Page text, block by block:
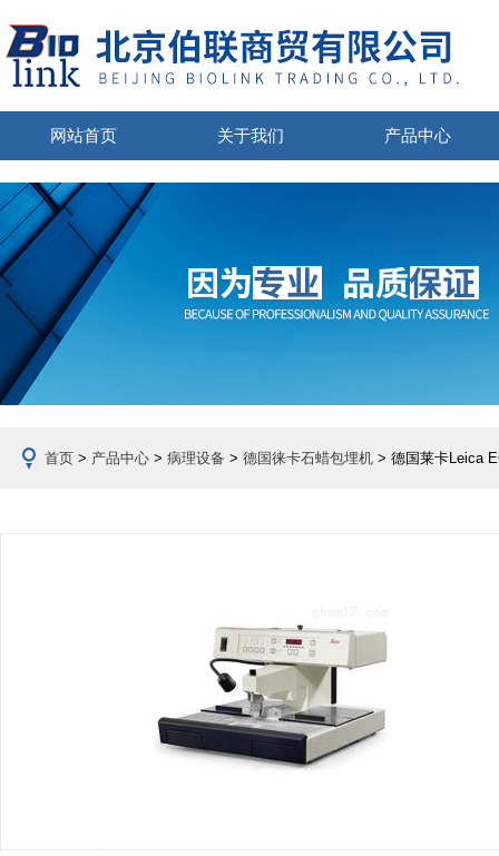
网站首页 关于我们 产品中心
首页 > 产品中心 > 病理设备 > 德国徕卡石蜡包埋机 > 德国莱卡Leica